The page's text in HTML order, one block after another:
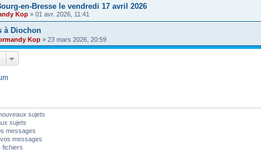
en-Bresse le vendredi 17 avril 2026
Kop » 01 avr. 2026, 11:41
à Diochon
Kop » 23 mars 2026, 20:59
sujets
sujets
messages
messages
fichiers